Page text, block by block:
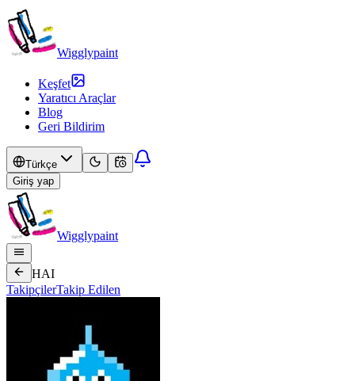
Wigglypaint
Keşfet
Yaratıcı Araçlar
Blog
Geri Bildirim
Türkçe
Giriş yap
Wigglypaint
HAI
TakipçilerTakip Edilen